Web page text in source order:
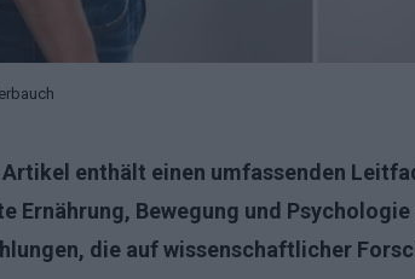
Artikel enthält einen umfassenden
Ernährung, Bewegung und
die auf wissenschaftlicher